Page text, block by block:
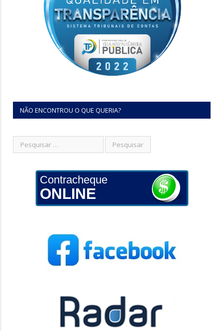
NÃO ENCONTROU O QUE QUERIA?
Contracheque
ONLINE